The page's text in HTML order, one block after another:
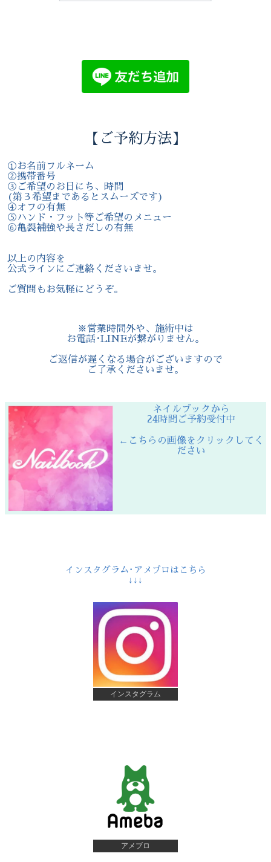
【ご予約方法】
①お名前フルネーム
②携帯番号
③ご希望のお日にち、時間
(第３希望まであるとスムーズです)
④オフの有無
⑤ハンド・フット等ご希望のメニュー
⑥亀裂補強や長さだしの有無
以上の内容を
公式ラインにご連絡くださいませ。
ご質問もお気軽にどうぞ。
※営業時間外や、施術中は
お電話･LINEが繋がりません。
ご返信が遅くなる場合がございますので
ご了承くださいませ。
ネイルブックから
24時間ご予約受付中
←こちらの画像をクリックしてく
ださい
インスタグラム･アメブロはこちら
↓↓↓
インスタグラム
アメブロ